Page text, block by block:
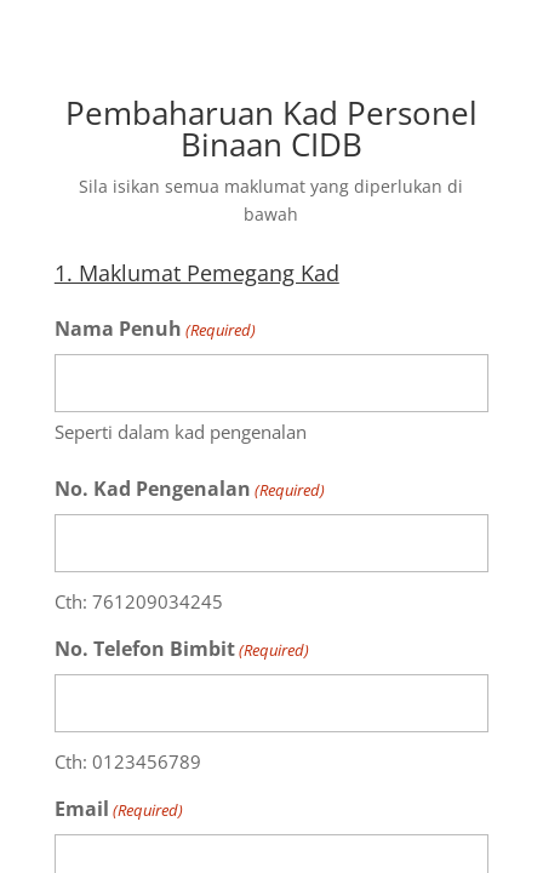
Pembaharuan Kad Personel
Binaan CIDB
Sila isikan semua maklumat yang diperlukan di
bawah
1. Maklumat Pemegang Kad
Nama Penuh (Required)
Seperti dalam kad pengenalan
No. Kad Pengenalan (Required)
Cth: 761209034245
No. Telefon Bimbit(Required)
Cth: 0123456789
Email (Required)